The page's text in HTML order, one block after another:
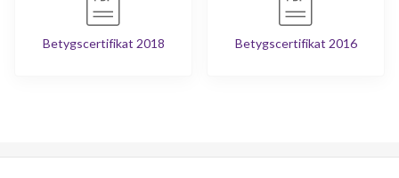
Betygscertifikat 2018 Betygscertifikat 2016